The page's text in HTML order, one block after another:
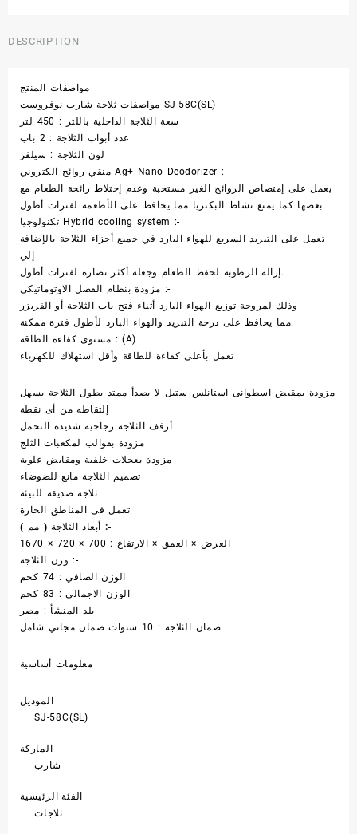
DESCRIPTION
مواصفات المنتج
مواصفات ثلاجة شارب نوفروست SJ-58C(SL)
سعة الثلاجة الداخلية باللتر : 450 لتر
عدد أبواب الثلاجة : 2 باب
لون الثلاجة : سيلفر
منقي روائح الكتروني Ag+ Nano Deodorizer :-
يعمل على إمتصاص الروائح الغير مستحبة وعدم إختلاط رائحة الطعام مع
بعضها كما يمنع نشاط البكتريا مما يحافظ على الأطعمة لفترات أطول.
تكنولوجيا Hybrid cooling system :-
تعمل على التبريد السريع للهواء البارد في جميع أجزاء الثلاجة بالإضافة
إلي
إزالة الرطوبة لحفظ الطعام وجعله أكثر نضارة لفترات أطول.
مزودة بنظام الفصل الاوتوماتيكي :-
وذلك لمروحة توزيع الهواء البارد أثناء فتح باب الثلاجة أو الفريزر
مما يحافظ على درجة التبريد والهواء البارد لأطول فترة ممكنة.
مستوى كفاءة الطاقة : (A)
تعمل بأعلى كفاءة للطاقة وأقل استهلاك للكهرباء
مزودة بمقبض اسطوانى استانلس ستيل لا يصدأ ممتد بطول الثلاجة يسهل
إلتقاطه من أى نقطة
أرفف الثلاجة زجاجية شديدة التحمل
مزودة بقوالب لمكعبات الثلج
مزودة بعجلات خلفية ومقابض علوية
تصميم الثلاجة مانع للضوضاء
ثلاجة صديقة للبيئة
تعمل فى المناطق الحارة
أبعاد الثلاجة ( مم ) :-
العرض × العمق × الارتفاع : 700 × 720 × 1670
وزن الثلاجة :-
الوزن الصافي : 74 كجم
الوزن الاجمالي : 83 كجم
بلد المنشأ : مصر
ضمان الثلاجة : 10 سنوات ضمان مجاني شامل
معلومات أساسية
الموديل
SJ-58C(SL)
الماركة
شارب
الفئة الرئيسية
ثلاجات